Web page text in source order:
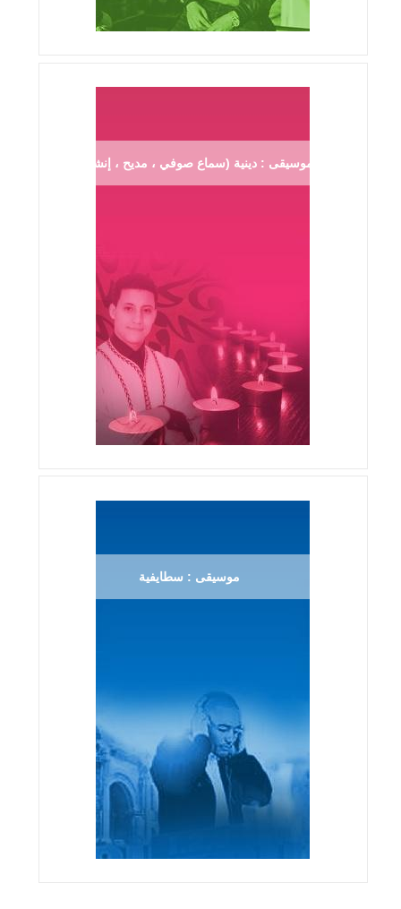
موسيقى : دينية (سماع صوفي ، مديح ، إنشاد ...)
موسيقى : سطايفية